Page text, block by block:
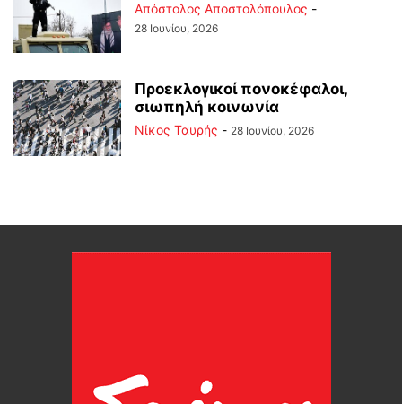
Απόστολος Αποστολόπουλος -
28 Ιουνίου, 2026
Προεκλογικοί πονοκέφαλοι,
σιωπηλή κοινωνία
Νίκος Ταυρής - 28 Ιουνίου, 2026